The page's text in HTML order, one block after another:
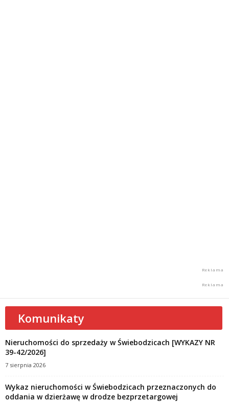
Komunikaty
Nieruchomości do sprzedaży w Świebodzicach [WYKAZY NR
39-42/2026]
7 sierpnia 2026
Wykaz nieruchomości w Świebodzicach przeznaczonych do
oddania w dzierżawę w drodze bezprzetargowej